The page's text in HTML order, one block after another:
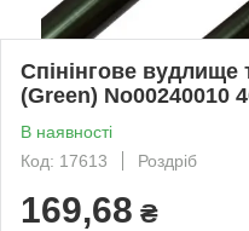
Спінінгове вудлище
(Green) No00240010
В наявності
Код: 17613
Роздріб
169,68 ₴